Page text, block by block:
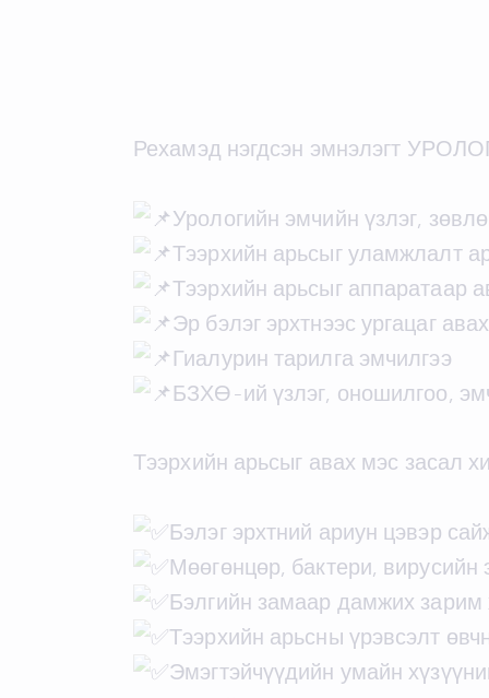
Рехамэд нэгдсэн эмнэлэгт
Урологийн эмчийн үзлэг,
Тээрхийн арьсыг уламжлалт
Тээрхийн арьсыг аппаратаар
Эр бэлэг эрхтнээс ургацаг
Гиалурин тарилга эмчилгээ
БЗХӨ-ий үзлэг, оношилгоо,
Тээрхийн арьсыг авах мэс засал
Бэлэг эрхтний ариун цэвэр
Мөөгөнцөр, бактери, вирусийн
Бэлгийн замаар дамжих зарим
Тээрхийн арьсны үрэвсэлт
Эмэгтэйчүүдийн умайн